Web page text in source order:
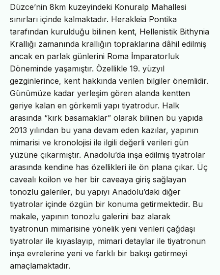
Düzce’nin 8km kuzeyindeki Konuralp Mahallesi
sınırları içinde kalmaktadır. Herakleia Pontika
tarafından kurulduğu bilinen kent, Hellenistik Bithynia
Krallığı zamanında krallığın topraklarına dâhil edilmiş
ancak en parlak günlerini Roma İmparatorluk
Döneminde yaşamıştır. Özellikle 19. yüzyıl
gezginlerince, kent hakkında verilen bilgiler önemlidir.
Günümüze kadar yerleşim gören alanda kentten
geriye kalan en görkemli yapı tiyatrodur. Halk
arasında “kırk basamaklar” olarak bilinen bu yapıda
2013 yılından bu yana devam eden kazılar, yapının
mimarisi ve kronolojisi ile ilgili değerli verileri gün
yüzüne çıkarmıştır. Anadolu’da inşa edilmiş tiyatrolar
arasında kendine has özellikleri ile ön plana çıkar. Üç
cavealı koilon ve her bir caveaya giriş sağlayan
tonozlu galeriler, bu yapıyı Anadolu’daki diğer
tiyatrolar içinde özgün bir konuma getirmektedir. Bu
makale, yapının tonozlu galerini baz alarak
tiyatronun mimarisine yönelik yeni verileri çağdaşı
tiyatrolar ile kıyaslayıp, mimari detaylar ile tiyatronun
inşa evrelerine yeni ve farklı bir bakışı getirmeyi
amaçlamaktadır.